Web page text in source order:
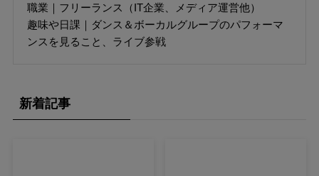
職業｜フリーランス（IT企業、メディア運営他）
趣味や日課｜ダンス＆ボーカルグループのパフォーマ
ンスを見ること、ライブ参戦
新着記事